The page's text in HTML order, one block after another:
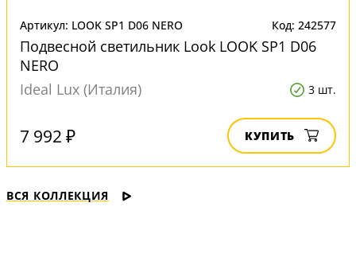
Артикул: LOOK SP1 D06 NERO Код: 242577
Подвесной светильник Look LOOK SP1 D06
NERO
Ideal Lux (Италия)
3 шт.
7 992 ₽ КУПИТЬ
ВСЯ КОЛЛЕКЦИЯ